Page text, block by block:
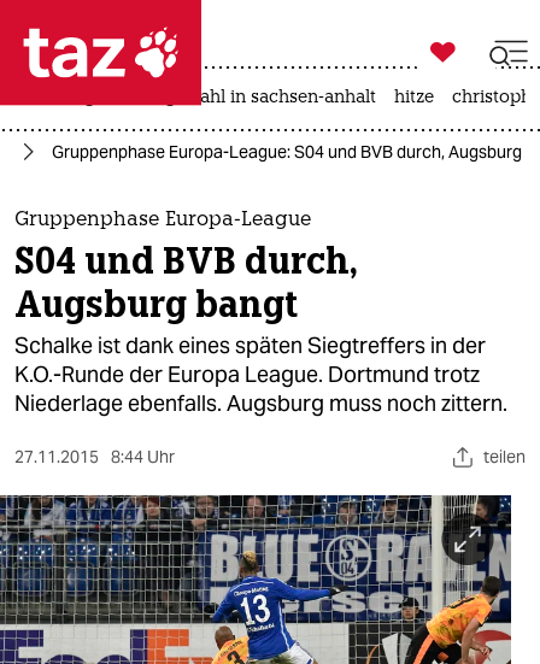
 taz zahl ich
taz zahl ich
themen
politik
öko
gesellschaft
sport
berlin
nord
wahrheit

taz zahl ich
landtagswahl in sachsen-anhalt hitze
Gruppenphase Europa-League: S04 und BVB durch, Augsburg
Gruppenphase Europa-League
S04 und BVB durch,
Augsburg bangt
Schalke ist dank eines späten Siegtreffers in der
K.O.-Runde der Europa League. Dortmund trotz
Niederlage ebenfalls. Augsburg muss noch zittern.
27.11.2015 8:44 Uhr teilen